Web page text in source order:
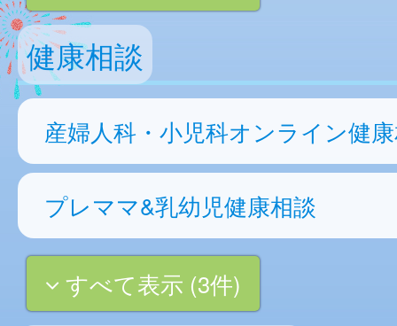
健康相談
産婦人科・小児科オンライン健
プレママ&乳幼児健康相談
すべて表示 (3件)